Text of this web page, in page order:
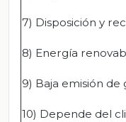
7) Disposición y
8) Energía
9) Baja emisión
10) Depende del